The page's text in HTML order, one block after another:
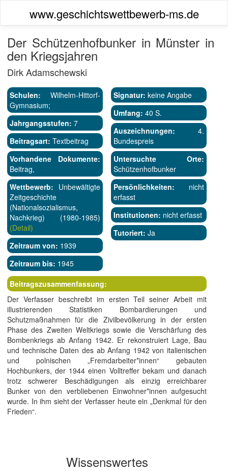
www.geschichtswettbewerb-ms.de
Der Schützenhofbunker in Münster in
den Kriegsjahren
Dirk Adamschewski
Schulen: Wilhelm-Hittorf-
Gymnasium;
Jahrgangsstufen: 7
Beitragsart: Textbeitrag
Vorhandene Dokumente:
Beitrag,
Wettbewerb: Unbewältigte
Zeitgeschichte
(Nationalsozialismus,
Nachkrieg) (1980-1985)
(Detail)
Zeitraum von: 1939
Zeitraum bis: 1945
Signatur: keine Angabe
Umfang: 40 S.
Auszeichnungen: 4.
Bundespreis
Untersuchte Orte:
Schützenhofbunker
Persönlichkeiten: nicht
erfasst
Institutionen: nicht erfasst
Tutoriert: Ja
Beitragszusammenfassung:
Der Verfasser beschreibt im ersten Teil seiner Arbeit mit
illustrierenden Statistiken Bombardierungen und
Schutzmaßnahmen für die Zivilbevölkerung in der ersten
Phase des Zweiten Weltkriegs sowie die Verschärfung des
Bombenkriegs ab Anfang 1942. Er rekonstruiert Lage, Bau
und technische Daten des ab Anfang 1942 von italienischen
und polnischen „Fremdarbeiter*innen“ gebauten
Hochbunkers, der 1944 einen Volltreffer bekam und danach
trotz schwerer Beschädigungen als einzig erreichbarer
Bunker von den verbliebenen Einwohner*innen aufgesucht
wurde. In ihm sieht der Verfasser heute ein „Denkmal für den
Frieden“.
Wissenswertes